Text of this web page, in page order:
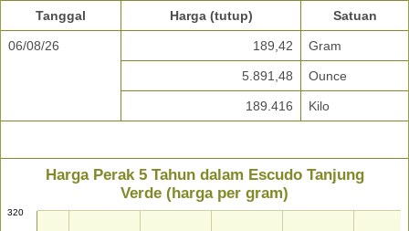
Tanggal Harga (tutup) Satuan
06/08/26 189,42 Gram
5.891,48 Ounce
189.416 Kilo
Harga Perak 5 Tahun dalam Escudo Tanjung
Verde (harga per gram)
320